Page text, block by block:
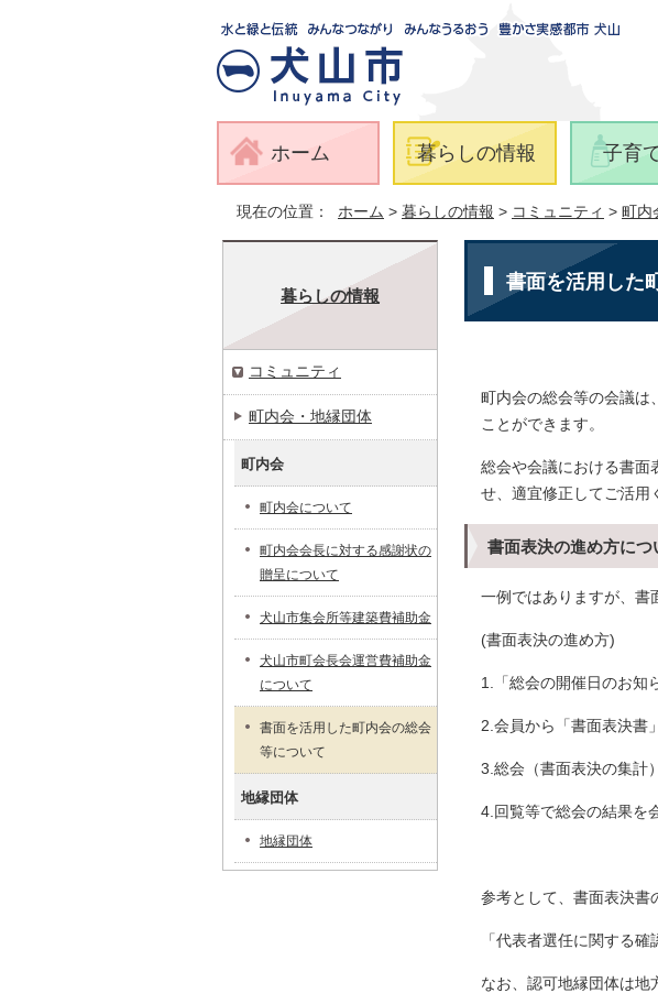
ホーム 暮らしの情報 子育
現在の位置： ホーム > 暮らしの情報 > コミュニティ > 町内
書面を活用した
町内会の総会等の会議は
ことができます。
総会や会議における書面
せ、適宜修正してご活用
書面表決の進め方につ
一例ではありますが、書
(書面表決の進め方)
1.「総会の開催日のお知
2.会員から「書面表決書
3.総会（書面表決の集計
4.回覧等で総会の結果を
参考として、書面表決書
「代表者選任に関する
なお、認可地縁団体は地
暮らしの情報
コミュニティ
町内会・地縁団体
町内会
町内会について
町内会会長に対する感謝状の
贈呈について
犬山市集会所等建築費補助金
犬山市町会長会運営費補助金
について
書面を活用した町内会の総会
等について
地縁団体
地縁団体